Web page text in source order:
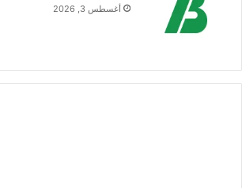
أغسطس 3, 2026